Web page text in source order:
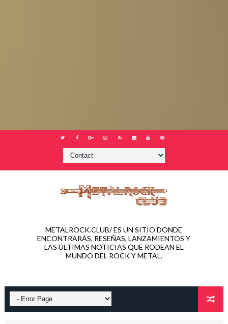
METALROCK.CLUB/ ES UN SITIO DONDE
ENCONTRARÁS, RESEÑAS, LANZAMIENTOS Y
LAS ÚLTIMAS NOTICIAS QUE RODEAN EL
MUNDO DEL ROCK Y METAL.